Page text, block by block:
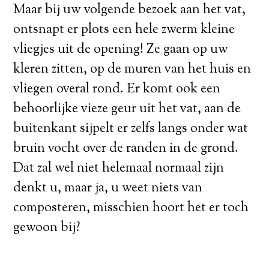
Maar bij uw volgende bezoek aan het vat,
ontsnapt er plots een hele zwerm kleine
vliegjes uit de opening! Ze gaan op uw
kleren zitten, op de muren van het huis en
vliegen overal rond. Er komt ook een
behoorlijke vieze geur uit het vat, aan de
buitenkant sijpelt er zelfs langs onder wat
bruin vocht over de randen in de grond.
Dat zal wel niet helemaal normaal zijn
denkt u, maar ja, u weet niets van
composteren, misschien hoort het er toch
gewoon bij?